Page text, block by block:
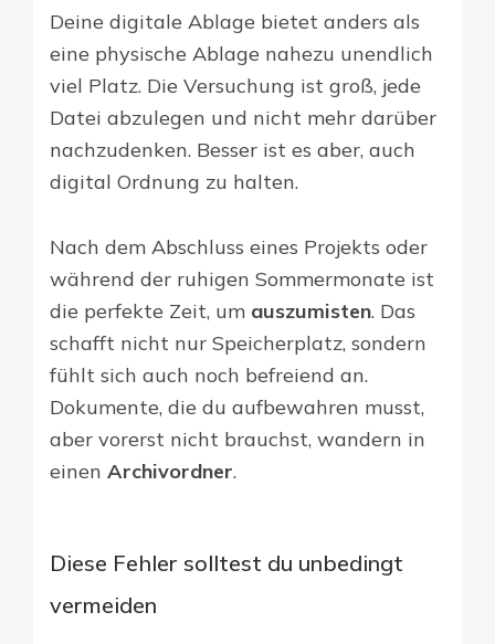
Deine digitale Ablage bietet anders als
eine physische Ablage nahezu unendlich
viel Platz. Die Versuchung ist groß, jede
Datei abzulegen und nicht mehr darüber
nachzudenken. Besser ist es aber, auch
digital Ordnung zu halten.
Nach dem Abschluss eines Projekts oder
während der ruhigen Sommermonate ist
die perfekte Zeit, um auszumisten. Das
schafft nicht nur Speicherplatz, sondern
fühlt sich auch noch befreiend an.
Dokumente, die du aufbewahren musst,
aber vorerst nicht brauchst, wandern in
einen Archivordner.
Diese Fehler solltest du unbedingt
vermeiden